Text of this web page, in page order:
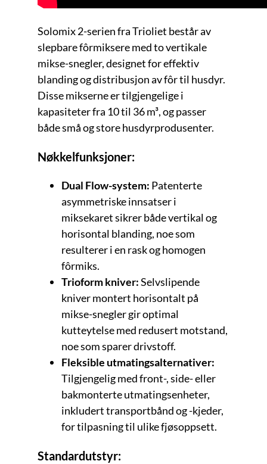
Solomix 2-serien fra Trioliet består av
slepbare fôrmiksere med to vertikale
mikse-snegler, designet for effektiv
blanding og distribusjon av fôr til husdyr.
Disse mikserne er tilgjengelige i
kapasiteter fra 10 til 36 m³, og passer
både små og store husdyrprodusenter.
Nøkkelfunksjoner:
Dual Flow-system: Patenterte
asymmetriske innsatser i
miksekaret sikrer både vertikal og
horisontal blanding, noe som
resulterer i en rask og homogen
fôrmiks.
Trioform kniver:Selvslipende
kniver montert horisontalt på
mikse-snegler gir optimal
kutteytelse med redusert motstand,
noe som sparer drivstoff.
Fleksible utmatingsalternativer:
Tilgjengelig med front-, side- eller
bakmonterte utmatingsenheter,
inkludert transportbånd og -kjeder,
for tilpasning til ulike fjøsoppsett.
Standardutstyr: